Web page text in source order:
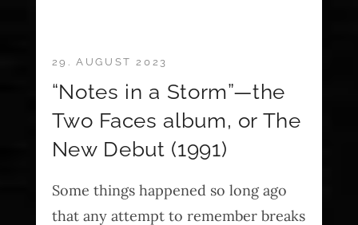
“Notes in a Storm”—the
Two Faces album, or The
New Debut (1991)
29. AUGUST 2023
Some things happened so long ago
that any attempt to remember breaks